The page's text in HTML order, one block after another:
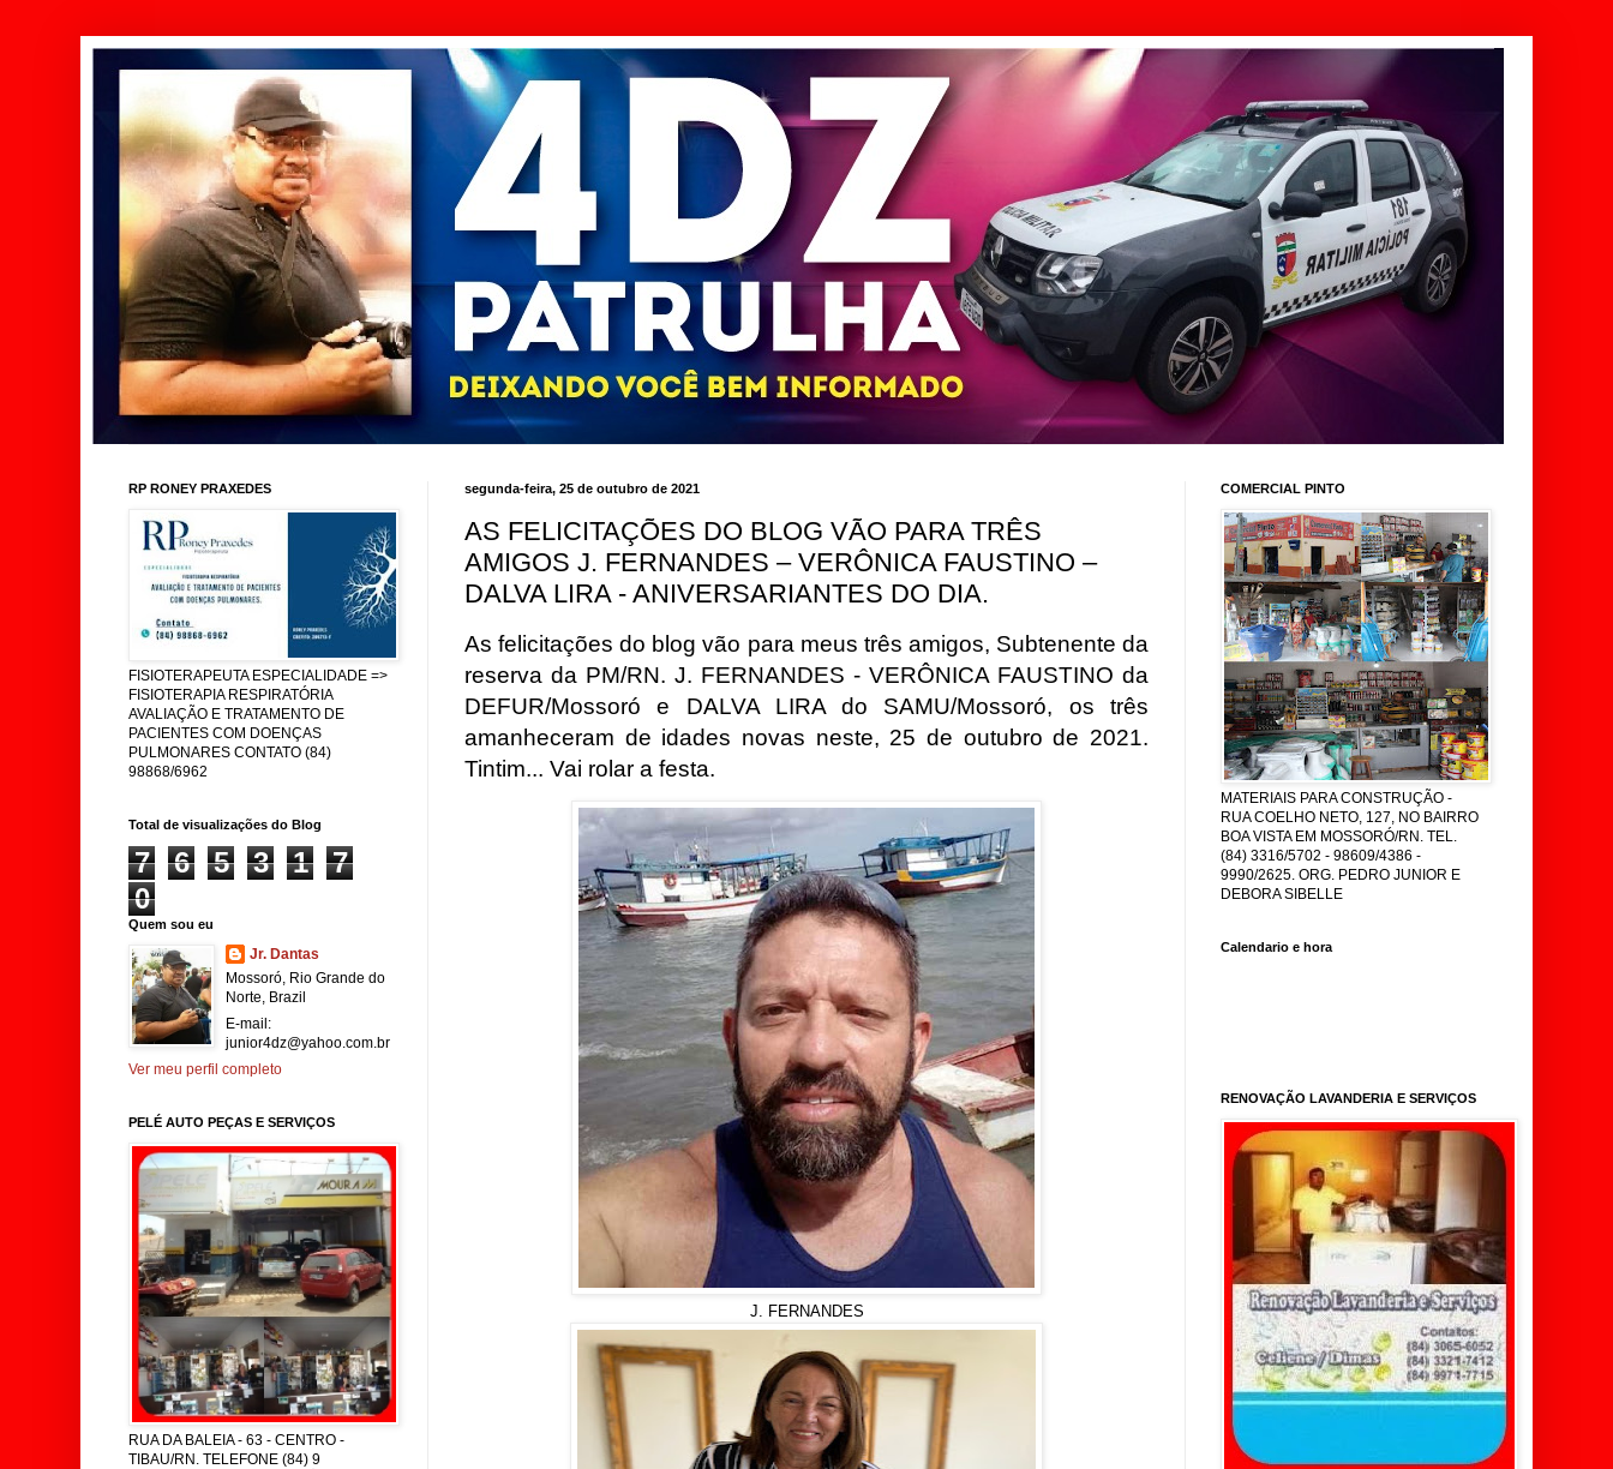
segunda-feira, 25 de outubro de 2021
AS FELICITAÇÕES DO BLOG VÃO PARA TRÊS
AMIGOS J. FERNANDES – VERÔNICA FAUSTINO –
DALVA LIRA - ANIVERSARIANTES DO DIA.
As felicitações do blog vão para meus três amigos, Subtenente da
reserva da PM/RN. J. FERNANDES - VERÔNICA FAUSTINO da
DEFUR/Mossoró e DALVA LIRA do SAMU/Mossoró, os três
amanheceram de idades novas neste, 25 de outubro de 2021.
Tintim... Vai rolar a festa.
J. FERNANDES
RP RONEY PRAXEDES
FISIOTERAPEUTA ESPECIALIDADE =>
FISIOTERAPIA RESPIRATÓRIA
AVALIAÇÃO E TRATAMENTO DE
PACIENTES COM DOENÇAS
PULMONARES CONTATO (84)
98868/6962
Total de visualizações do Blog
7 6 5 3 1
7
0
Quem sou eu
Jr. Dantas
Mossoró, Rio Grande do
Norte, Brazil
E-mail:
junior4dz@yahoo.com.br
Ver meu perfil completo
PELÉ AUTO PEÇAS E SERVIÇOS
RUA DA BALEIA - 63 - CENTRO -
TIBAU/RN. TELEFONE (84) 9
COMERCIAL PINTO
MATERIAIS PARA CONSTRUÇÃO -
RUA COELHO NETO, 127, NO BAIRRO
BOA VISTA EM MOSSORÓ/RN. TEL.
(84) 3316/5702 - 98609/4386 -
9990/2625. ORG. PEDRO JUNIOR E
DEBORA SIBELLE
Calendario e hora
RENOVAÇÃO LAVANDERIA E SERVIÇOS